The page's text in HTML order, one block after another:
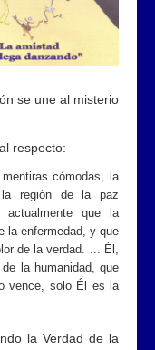
se une al misterio
respecto:
cómodas, la
región de la paz
actualmente que la
la enfermedad, y que
de la verdad. ... Él,
la humanidad, que
vence, solo Él es la
la Verdad de la